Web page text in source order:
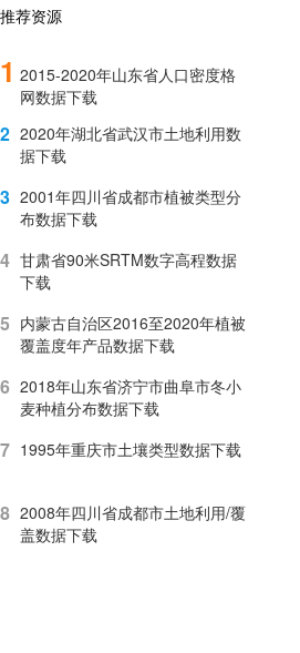
推荐资源
1 2015-2020年山东省人口密度格
网数据下载
2 2020年湖北省武汉市土地利用数
据下载
3 2001年四川省成都市植被类型分
布数据下载
4 甘肃省90米SRTM数字高程数据
下载
5 内蒙古自治区2016至2020年植被
覆盖度年产品数据下载
6 2018年山东省济宁市曲阜市冬小
麦种植分布数据下载
7 1995年重庆市土壤类型数据下载
8 2008年四川省成都市土地利用/覆
盖数据下载